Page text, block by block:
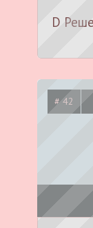
D
# 42